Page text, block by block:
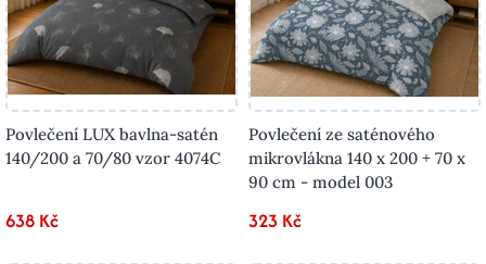
Povlečení LUX bavlna-satén
140/200 a 70/80 vzor 4074C
638 Kč
Povlečení ze saténového
mikrovlákna 140 x 200 + 70 x
90 cm - model 003
323 Kč